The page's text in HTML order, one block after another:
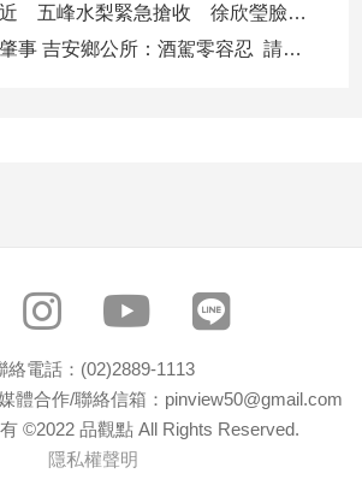
白海豚颱風逼近 五峰水梨緊急搶收 徐欣瑩臉書急呼「搶救五峰水梨」
副主任涉酒駕肇事 吉安鄉公所：酒駕零容忍 請辭獲准
絡電話：(02)2889-1113
體合作/聯絡信箱：pinview50@gmail.com
©2022 品觀點 All Rights Reserved.
隱私權聲明